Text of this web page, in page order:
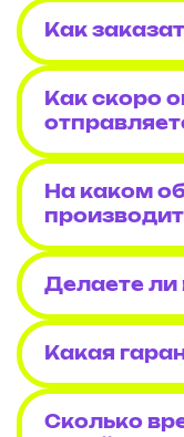
Как
Как скоро
На каком
Делаете ли
Какая
Сколько